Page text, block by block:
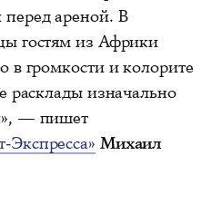
ареной. В
гостям из Африки
в громкости и колорите
расклады изначально
— пишет
Экспресса» Михаил